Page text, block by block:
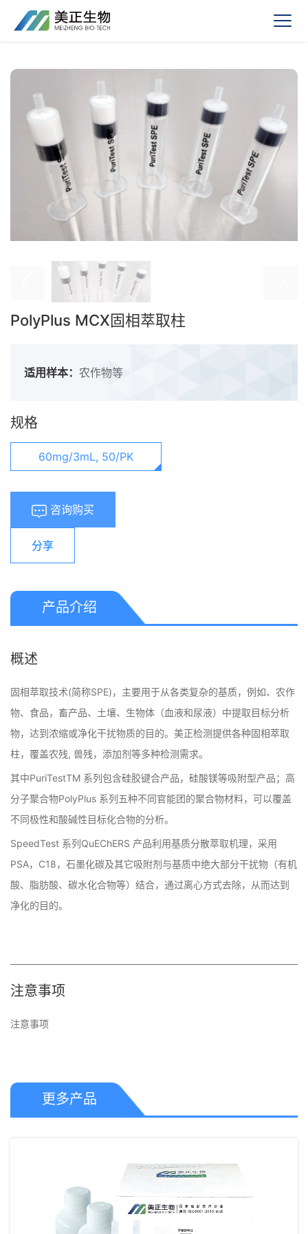
PolyPlus MCX固相萃取柱
适用样本： 农作物等
规格
60mg/3mL, 50/PK
咨询购买
分享
产品介绍
概述
固相萃取技术(简称SPE)，主要用于从各类复杂的基质，例如、农作
物、食品，畜产品、土壤、生物体（血液和尿液）中提取目标分析
物，达到浓缩或净化干扰物质的目的。美正检测提供各种固相萃取
柱，覆盖农残, 兽残，添加剂等多种检测需求。
其中PuriTestTM 系列包含硅胶键合产品，硅酸镁等吸附型产品；高
分子聚合物PolyPlus 系列五种不同官能团的聚合物材料，可以覆盖
不同极性和酸碱性目标化合物的分析。
SpeedTest 系列QuEChERS 产品利用基质分散萃取机理，采用
PSA，C18，石墨化碳及其它吸附剂与基质中绝大部分干扰物（有机
酸、脂肪酸、碳水化合物等）结合，通过离心方式去除，从而达到
净化的目的。
注意事项
注意事项
更多产品